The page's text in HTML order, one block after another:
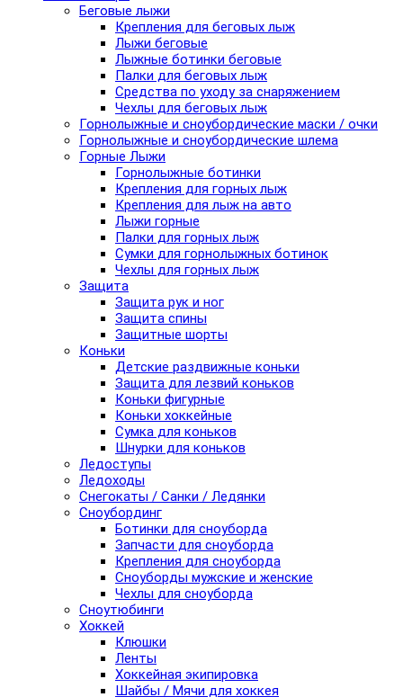
Беговые лыжи
Крепления для беговых лыж
Лыжи беговые
Лыжные ботинки беговые
Палки для беговых лыж
Средства по уходу за снаряжением
Чехлы для беговых лыж
Горнолыжные и сноубордические маски / очки
Горнолыжные и сноубордические шлема
Горные Лыжи
Горнолыжные ботинки
Крепления для горных лыж
Крепления для лыж на авто
Лыжи горные
Палки для горных лыж
Сумки для горнолыжных ботинок
Чехлы для горных лыж
Защита
Защита рук и ног
Защита спины
Защитные шорты
Коньки
Детские раздвижные коньки
Защита для лезвий коньков
Коньки фигурные
Коньки хоккейные
Сумка для коньков
Шнурки для коньков
Ледоступы
Ледоходы
Снегокаты / Санки / Ледянки
Сноубординг
Ботинки для сноуборда
Запчасти для сноуборда
Крепления для сноуборда
Сноуборды мужские и женские
Чехлы для сноуборда
Сноутюбинги
Хоккей
Клюшки
Ленты
Хоккейная экипировка
Шайбы / Мячи для хоккея